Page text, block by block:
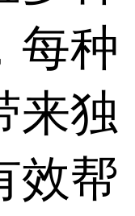
每种
来独
效帮